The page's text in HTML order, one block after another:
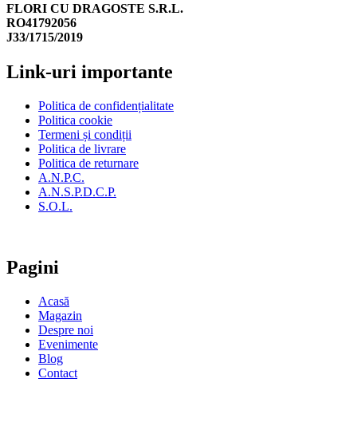
FLORI CU DRAGOSTE S.R.L.
RO41792056
J33/1715/2019
Link-uri importante
Politica de confidențialitate
Politica cookie
Termeni și condiții
Politica de livrare
Politica de returnare
A.N.P.C.
A.N.S.P.D.C.P.
S.O.L.
Pagini
Acasă
Magazin
Despre noi
Evenimente
Blog
Contact